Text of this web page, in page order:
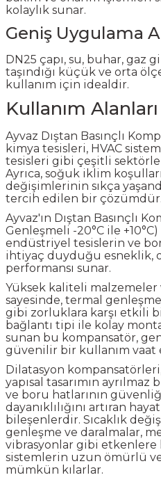
kolaylık sunar.
Geniş Uygulama
DN25 çapı, su, buhar, gaz
taşındığı küçük ve orta
kullanım için idealdir.
Kullanım Alanları
Ayvaz Dıştan Basınçlı
kimya tesisleri, HVAC
tesisleri gibi çeşitli
Ayrıca, soğuk iklim
değişimlerinin sıkça
tercih edilen bir çözümdür.
Ayvaz'ın Dıştan Basınçlı
Genleşmeli -20°C ile
endüstriyel tesislerin ve
ihtiyaç duyduğu esneklik,
performansı sunar.
Yüksek kaliteli malzemeler
sayesinde, termal
gibi zorluklara karşı etkili
bağlantı tipi ile kolay
sunan bu kompansatör,
güvenilir bir kullanım vaat
Dilatasyon
yapısal tasarımın ayrılmaz
ve boru hatlarının
dayanıklılığını artıran
bileşenlerdir. Sıcaklık
genleşme ve daralmalar,
vibrasyonlar gibi etkenlere
sistemlerin uzun ömürlü ve
mümkün kılarlar.